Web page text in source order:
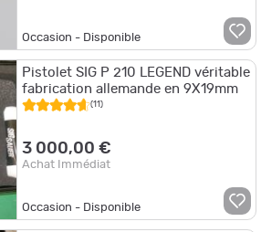
Occasion - Disponible
Pistolet SIG P 210 LEGEND véritable
fabrication allemande en 9X19mm
(11)
3 000,00 €
Achat Immédiat
Occasion - Disponible